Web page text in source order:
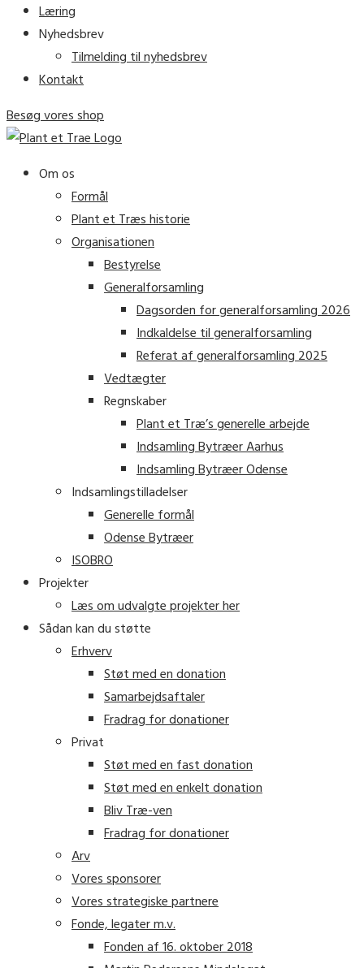
Læring
Nyhedsbrev
Tilmelding til nyhedsbrev
Kontakt
Besøg vores shop
Om os
Formål
Plant et Træs historie
Organisationen
Bestyrelse
Generalforsamling
Dagsorden for generalforsamling 2026
Indkaldelse til generalforsamling
Referat af generalforsamling 2025
Vedtægter
Regnskaber
Plant et Træ’s generelle arbejde
Indsamling Bytræer Aarhus
Indsamling Bytræer Odense
Indsamlingstilladelser
Generelle formål
Odense Bytræer
ISOBRO
Projekter
Læs om udvalgte projekter her
Sådan kan du støtte
Erhverv
Støt med en donation
Samarbejdsaftaler
Fradrag for donationer
Privat
Støt med en fast donation
Støt med en enkelt donation
Bliv Træ-ven
Fradrag for donationer
Arv
Vores sponsorer
Vores strategiske partnere
Fonde, legater m.v.
Fonden af 16. oktober 2018